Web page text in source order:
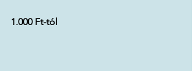
1.000 Ft-tól